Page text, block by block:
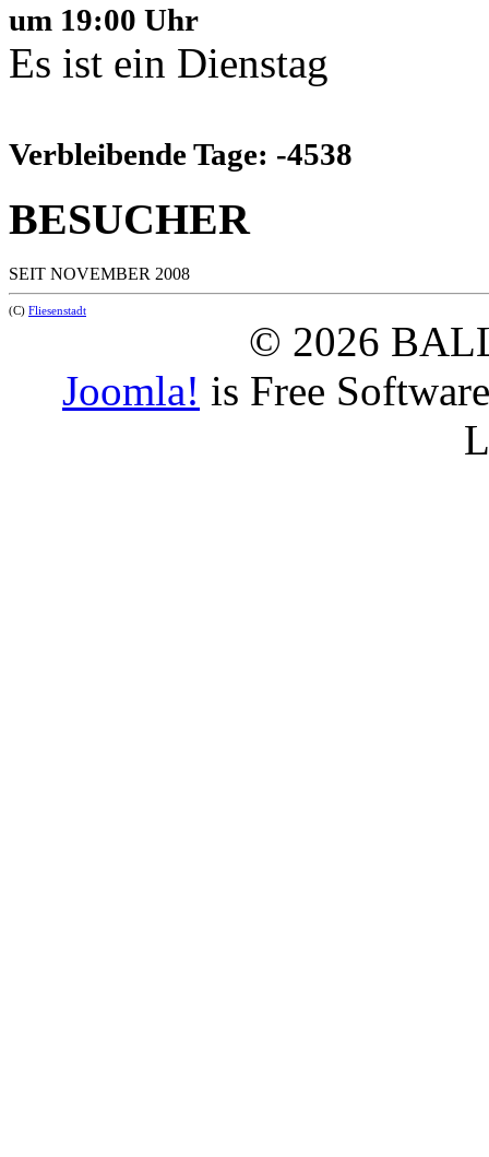
um 19:00 Uhr
Es ist ein Dienstag
Verbleibende Tage: -4538
BESUCHER
SEIT NOVEMBER 2008
(C) Fliesenstadt
© 2026
Joomla! is Free